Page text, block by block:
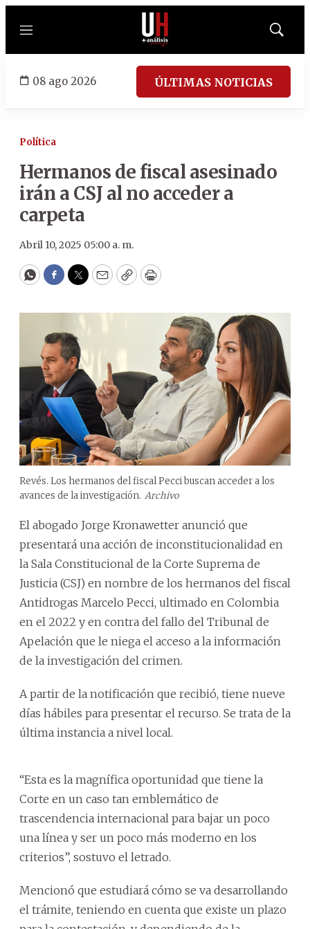
Menú
Mostrar
08 ago 2026 ÚLTIMAS NOTICIAS
Política
Hermanos de fiscal asesinado
irán a CSJ al no acceder a
carpeta
Abril 10, 2025 05:00 a. m.
WhatsApp
Facebook
Twitter
EmailCopyPrint
Revés. Los hermanos del fiscal Pecci buscan acceder a los
avances de la investigación. Archivo
El abogado Jorge Kronawetter anunció que
presentará una acción de inconstitucionalidad en
la Sala Constitucional de la Corte Suprema de
Justicia (CSJ) en nombre de los hermanos del fiscal
Antidrogas Marcelo Pecci, ultimado en Colombia
en el 2022 y en contra del fallo del Tribunal de
Apelación que le niega el acceso a la información
de la investigación del crimen.
A partir de la notificación que recibió, tiene nueve
días hábiles para presentar el recurso. Se trata de la
última instancia a nivel local.
“Esta es la magnífica oportunidad que tiene la
Corte en un caso tan emblemático de
trascendencia internacional para bajar un poco
una línea y ser un poco más moderno en los
criterios”, sostuvo el letrado.
Mencionó que estudiará cómo se va desarrollando
el trámite, teniendo en cuenta que existe un plazo